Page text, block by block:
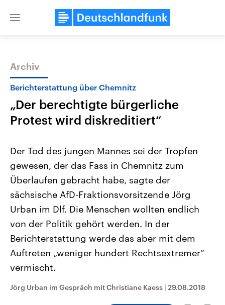
Close
Themen
Landtagswahl Sachsen-Anhalt
2026
Alle Informationen
Sachsen-Anhalt wählt am 6.
September 2026 einen neuen
Landtag. Seit 2021 wird das
Bundesland von einer Koalition aus
CDU, SPD und FDP regiert.-
Umfragen, Prognosen,
Wahlprogramme, aktuelle Berichte
und Hintergründe zu den Parteien
und Kandidaten der anstehenden
Wahl.
Aktuelle Beiträge,
Hintergründe
Wirtschaftlich und
gehören die Vereinigten
den mächtigsten Ländern
mit großem Einfluss auf
Sendungen Programm Podcasts
Archiv
Berichterstattung über Chemnitz
„Der berechtigte bürgerliche
Protest wird diskreditiert“
Der Tod des jungen Mannes sei der Tropfen
gewesen, der das Fass in Chemnitz zum
Überlaufen gebracht habe, sagte der
sächsische AfD-Fraktionsvorsitzende Jörg
Urban im Dlf. Die Menschen wollten endlich
von der Politik gehört werden. In der
Berichterstattung werde das aber mit dem
Auftreten „weniger hundert Rechtsextremer“
vermischt.
Jörg Urban im Gespräch mit Christiane Kaess | 29.08.2018